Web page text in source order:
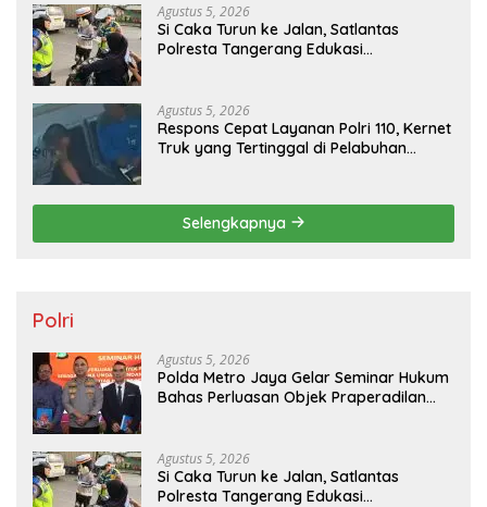
Agustus 5, 2026
Si Caka Turun ke Jalan, Satlantas
Polresta Tangerang Edukasi
Agustus 5, 2026
Respons Cepat Layanan Polri 110, Kernet
Truk yang Tertinggal di Pelabuhan
Selengkapnya
Polri
Agustus 5, 2026
Polda Metro Jaya Gelar Seminar Hukum
Bahas Perluasan Objek Praperadilan
Agustus 5, 2026
Si Caka Turun ke Jalan, Satlantas
Polresta Tangerang Edukasi